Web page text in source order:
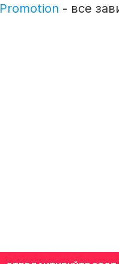
Promotion - все